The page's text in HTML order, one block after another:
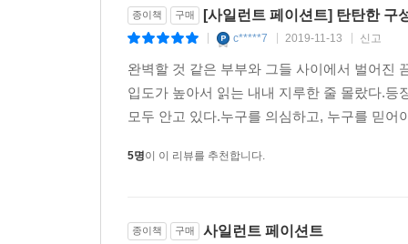
종이책 구매 [사일런트 페이션트] 탄탄한 구
c*****7 2019-11-13 신고
완벽할 것 같은 부부와 그들 사이에서 벌어진
입도가 높아서 읽는 내내 지루한 줄 몰랐다.
모두 안고 있다.누구를 의심하고, 누구를 믿
5명이 이 리뷰를 추천합니다.
종이책 구매 사일런트 페이션트